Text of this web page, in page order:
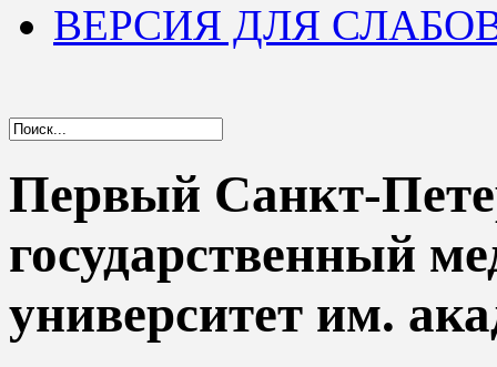
ВЕРСИЯ ДЛЯ
Первый Санкт-
государственный
университет им.